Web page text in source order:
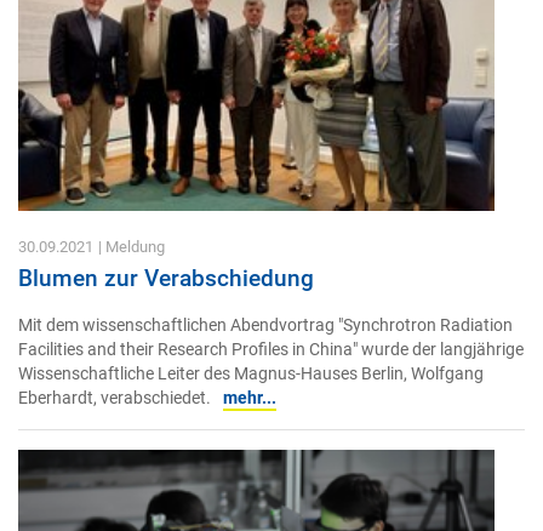
30.09.2021 | Meldung
Blumen zur Verabschiedung
Mit dem wissenschaftlichen Abendvortrag "Synchrotron Radiation
Facilities and their Research Profiles in China" wurde der langjährige
Wissenschaftliche Leiter des Magnus-Hauses Berlin, Wolfgang
Eberhardt, verabschiedet.
mehr...